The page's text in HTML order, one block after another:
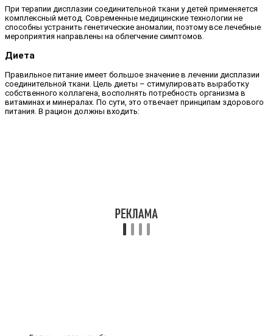
При терапии дисплазии соединительной ткани у детей применяется
комплексный метод. Современные медицинские технологии не
способны устранить генетические аномалии, поэтому все лечебные
мероприятия направлены на облегчение симптомов.
Диета
Правильное питание имеет большое значение в лечении дисплазии
соединительной ткани. Цель диеты – стимулировать выработку
собственного коллагена, восполнять потребность организма в
витаминах и минералах. По сути, это отвечает принципам здорового
питания. В рацион должны входить: